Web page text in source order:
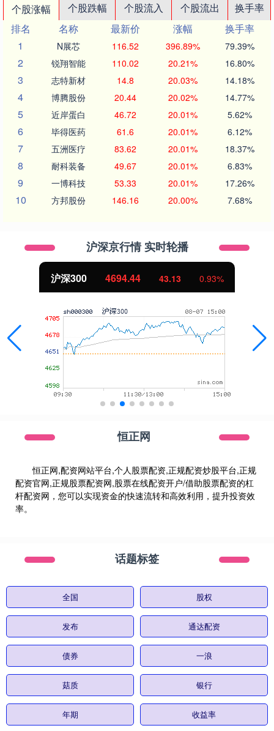
个股涨幅 个股跌幅 个股流入 个股流出
换手率
排名
名称 最新价 涨幅
换手率
1
N展芯 116.52 396.89% 79.39%
2 锐翔智能 110.02 20.21% 16.80%
3 志特新材 14.8 20.03% 14.18%
4 博腾股份 20.44 20.02% 14.77%
5 近岸蛋白 46.72 20.01% 5.62%
6 毕得医药 61.6 20.01% 6.12%
7 五洲医疗 83.62 20.01% 18.37%
8 耐科装备 49.67 20.01% 6.83%
9 一博科技 53.33 20.01% 17.26%
10 方邦股份 146.16 20.00% 7.68%
沪深京行情 实时轮播
沪深300 4694.44 43.13 0.93%
恒正网
恒正网,配资网站平台,个人股票配资,正规配资炒股平台,正规
配资官网,正规股票配资网,股票在线配资开户/借助股票配资的杠
杆配资网，您可以实现资金的快速流转和高效利用，提升投资效
率。
话题标签
全国 股权
发布 通达配资
债券 一浪
菇质 银行
年期 收益率